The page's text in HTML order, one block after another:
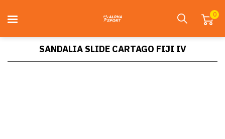
0
SANDALIA SLIDE CARTAGO FIJI IV